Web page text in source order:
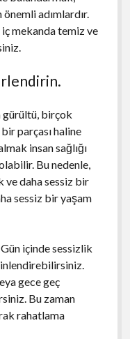
adımlardır.
mekanda temiz ve
gürültü, birçok
bir parçası haline
insan sağlığı
Bu nedenle,
ve daha sessiz bir
sessiz bir yaşam
içinde sessizlik
gece geç
Bu zaman
rahatlama